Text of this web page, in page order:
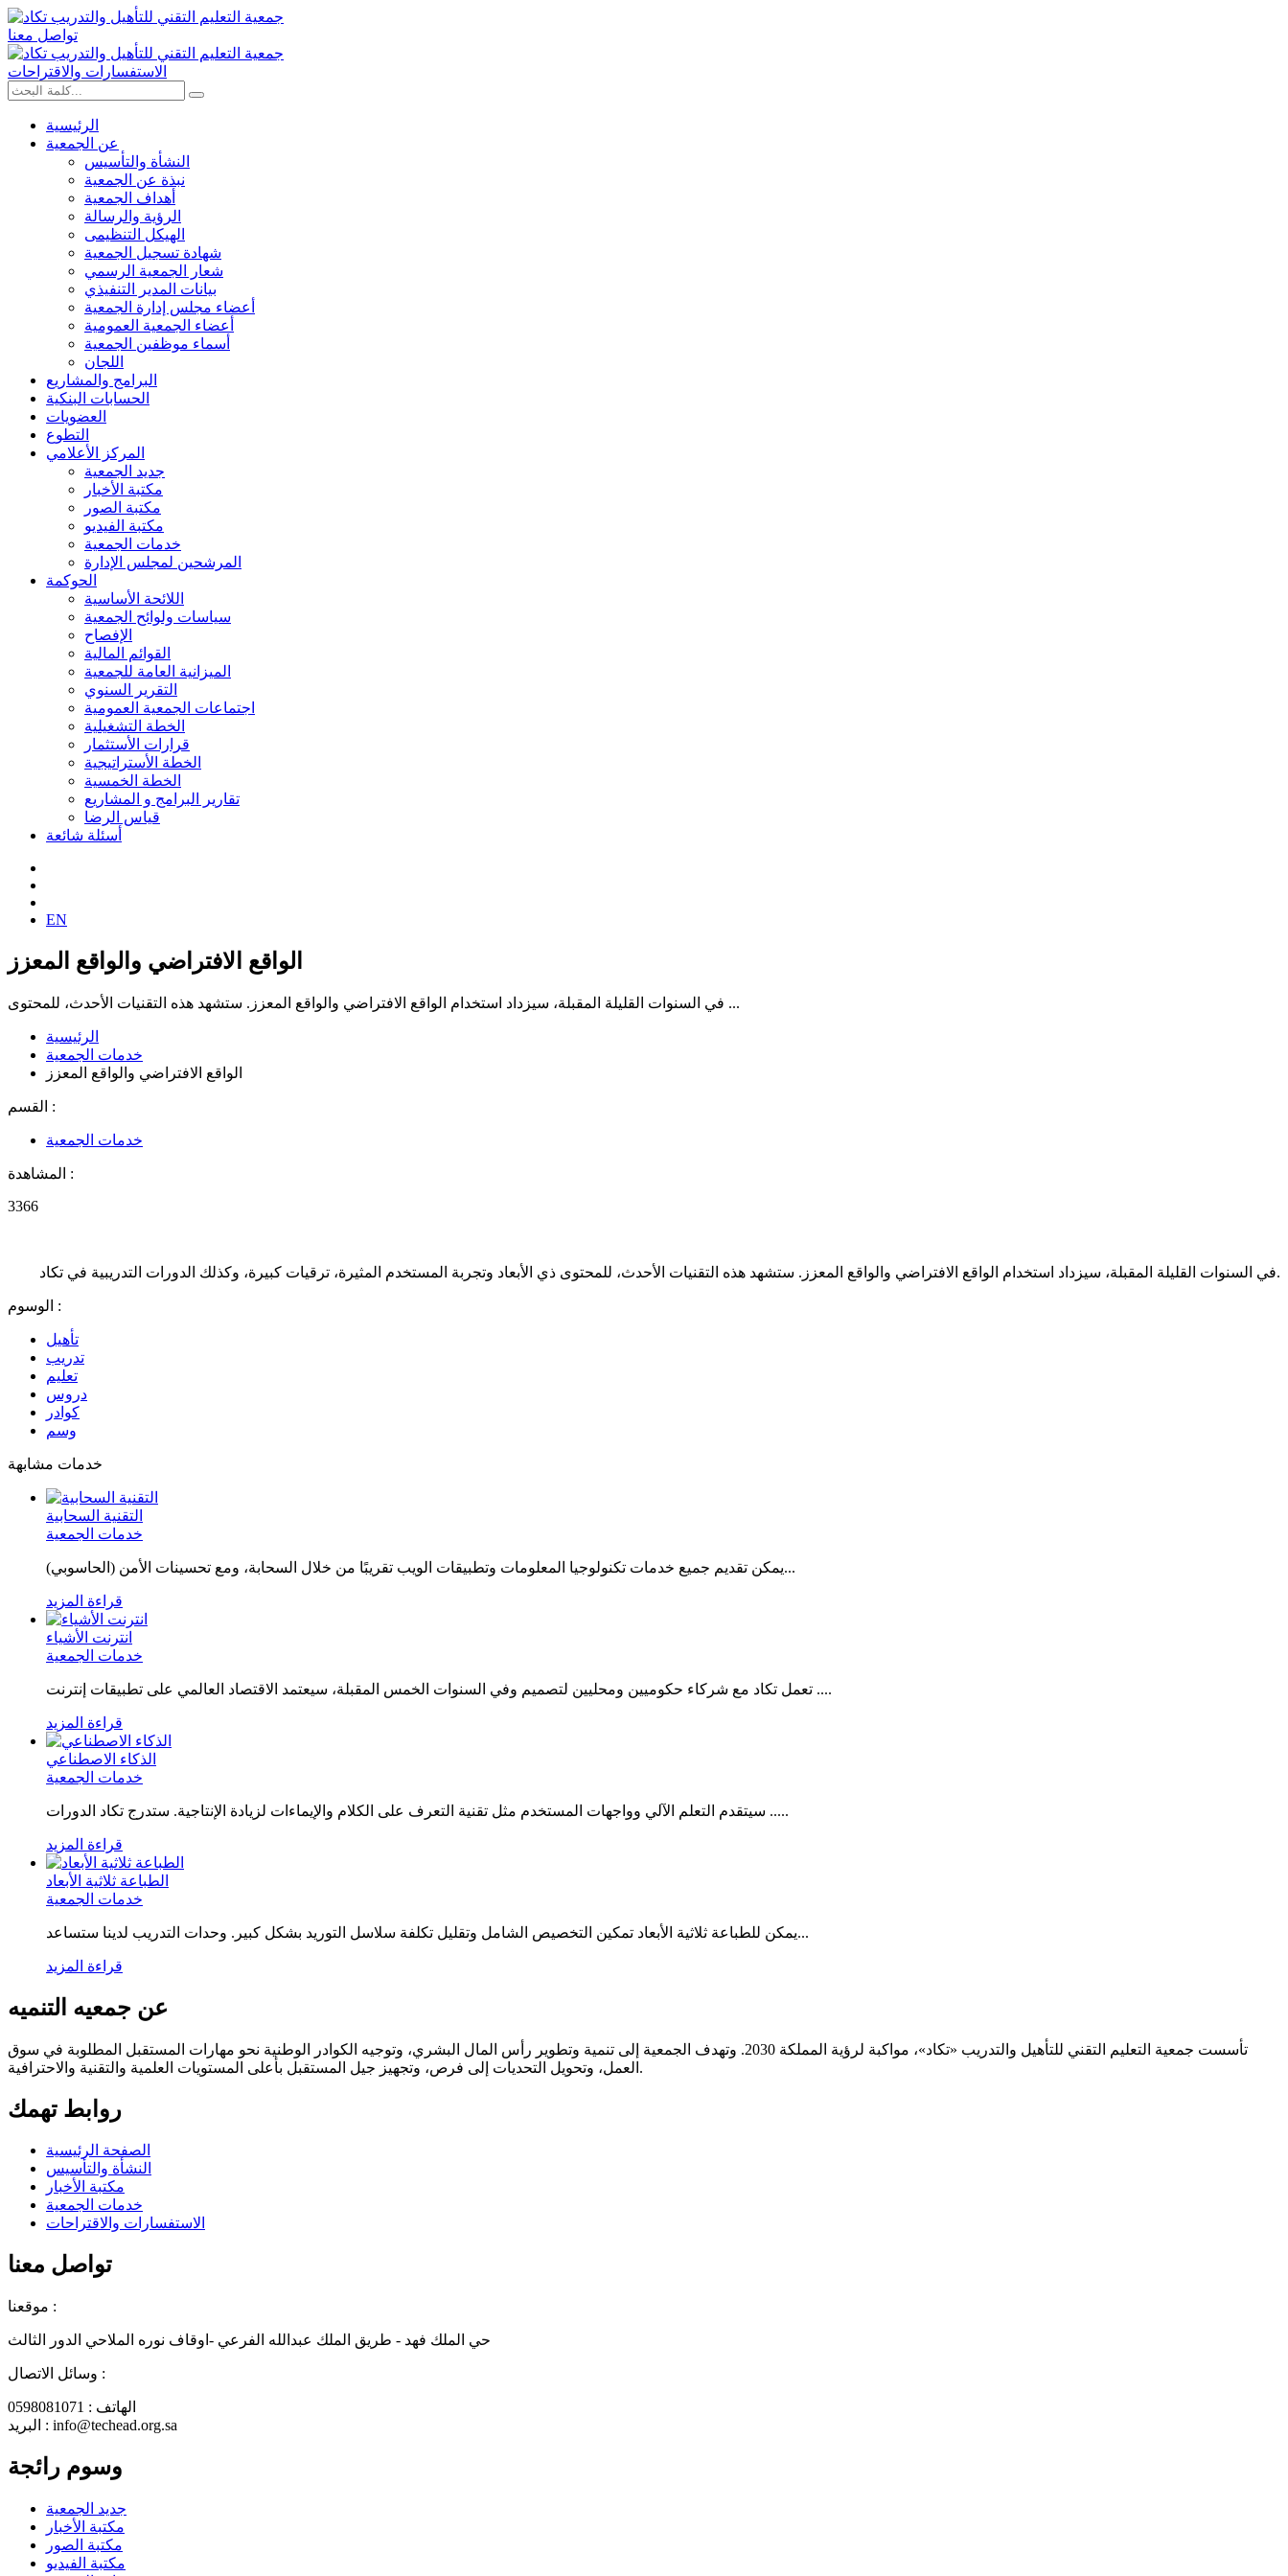
تواصل معنا
الاستفسارات والاقتراحات
الرئيسية
عن الجمعية
النشأة والتأسيس
نبذة عن الجمعية
أهداف الجمعية
الرؤية والرسالة
الهيكل التنظيمى
شهادة تسجيل الجمعية
شعار الجمعية الرسمي
بيانات المدير التنفيذي
أعضاء مجلس إدارة الجمعية
أعضاء الجمعية العمومية
أسماء موظفين الجمعية
اللجان
البرامج والمشاريع
الحسابات البنكية
العضويات
التطوع
المركز الأعلامي
جديد الجمعية
مكتبة الأخبار
مكتبة الصور
مكتبة الفيديو
خدمات الجمعية
المرشحين لمجلس الإدارة
الحوكمة
اللائحة الأساسية
سياسات ولوائح الجمعية
الإفصاح
القوائم المالية
الميزانية العامة للجمعية
التقرير السنوي
اجتماعات الجمعية العمومية
الخطة التشغيلية
قرارات الأستثمار
الخطة الأستراتيجية
الخطة الخمسية
تقارير البرامج و المشاريع
قياس الرضا
أسئلة شائعة
EN
الواقع الافتراضي والواقع المعزز
في السنوات القليلة المقبلة، سيزداد استخدام الواقع الافتراضي والواقع المعزز. ستشهد هذه التقنيات الأحدث، للمحتوى ...
الرئيسية
خدمات الجمعية
الواقع الافتراضي والواقع المعزز
القسم :
خدمات الجمعية
المشاهدة :
3366
في السنوات القليلة المقبلة، سيزداد استخدام الواقع الافتراضي والواقع المعزز. ستشهد هذه التقنيات الأحدث، للمحتوى ذي الأبعاد وتجربة المستخدم المثيرة، ترقيات كبيرة، وكذلك الدورات التدريبية في تكاد.
الوسوم :
تأهيل
تدريب
تعليم
دروس
كوادر
وسم
خدمات مشابهة
التقنية السحابية
خدمات الجمعية
يمكن تقديم جميع خدمات تكنولوجيا المعلومات وتطبيقات الويب تقريبًا من خلال السحابة، ومع تحسينات الأمن (الحاسوبي)...
قراءة المزيد
انترنت الأشياء
خدمات الجمعية
تعمل تكاد مع شركاء حكوميين ومحليين لتصميم وفي السنوات الخمس المقبلة، سيعتمد الاقتصاد العالمي على تطبيقات إنترنت ....
قراءة المزيد
الذكاء الاصطناعي
خدمات الجمعية
سيتقدم التعلم الآلي وواجهات المستخدم مثل تقنية التعرف على الكلام والإيماءات لزيادة الإنتاجية. ستدرج تكاد الدورات .....
قراءة المزيد
الطباعة ثلاثية الأبعاد
خدمات الجمعية
يمكن للطباعة ثلاثية الأبعاد تمكين التخصيص الشامل وتقليل تكلفة سلاسل التوريد بشكل كبير. وحدات التدريب لدينا ستساعد...
قراءة المزيد
عن جمعيه التنميه
تأسست جمعية التعليم التقني للتأهيل والتدريب «تكاد»، مواكبة لرؤية المملكة 2030. وتهدف الجمعية إلى تنمية وتطوير رأس المال البشري، وتوجيه الكوادر الوطنية نحو مهارات المستقبل المطلوبة في سوق
العمل، وتحويل التحديات إلى فرص، وتجهيز جيل المستقبل بأعلى المستويات العلمية والتقنية والاحترافية.
روابط تهمك
الصفحة الرئيسية
النشأة والتأسيس
مكتبة الأخبار
خدمات الجمعية
الاستفسارات والاقتراحات
تواصل معنا
موقعنا :
حي الملك فهد - طريق الملك عبدالله الفرعي -اوقاف نوره الملاحي الدور الثالث
وسائل الاتصال :
الهاتف : 0598081071
البريد : info@techead.org.sa
وسوم رائجة
جديد الجمعية
مكتبة الأخبار
مكتبة الصور
مكتبة الفيديو